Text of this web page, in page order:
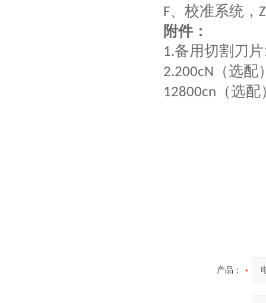
F、校准系统， Z
附件：
1.备用切割刀片
2.200cN （选配
12800cn （选
产品：